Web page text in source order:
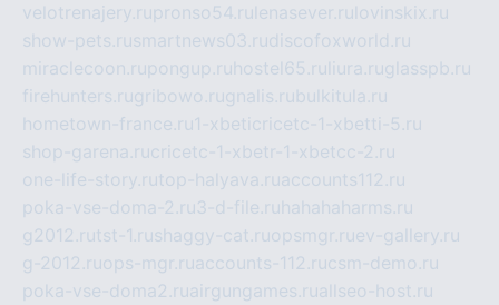
velotrenajery.rupronso54.ru lenasever.ru lovinskix.ru
show-pets.rusmartnews03.rudiscofoxworld.ru
miraclecoon.rupongup.ru hostel65.ru liura.ruglasspb.ru
firehunters.rugribowo.rugnalis.rubulkitula.ru
hometown-france.ru1-xbeticricetc-1-xbetti-5.ru
shop-garena.rucricetc-1-xbetr-1-xbetcc-2.ru
one-life-story.rutop-halyava.ruaccounts112.ru
poka-vse-doma-2.ru3-d-file.ru hahahaharms.ru
g2012.rutst-1.rushaggy-cat.ruopsmgr.ruev-gallery.ru
g-2012.ruops-mgr.ruaccounts-112.rucsm-demo.ru
poka-vse-doma2.ruairgungames.ruallseo-host.ru